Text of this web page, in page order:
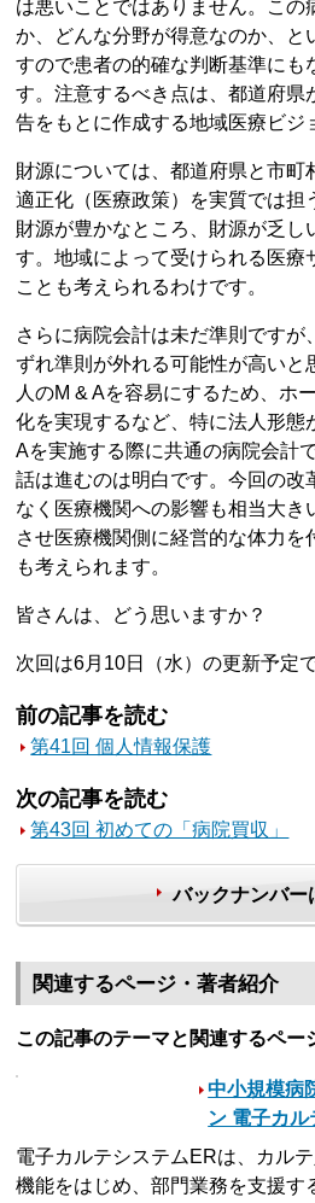
は悪いことではありません。この
か、どんな分野が得意なのか、と
すので患者の的確な判断基準にも
す。注意するべき点は、都道府県
告をもとに作成する地域医療ビジ
財源については、都道府県と市町
適正化（医療政策）を実質では担
財源が豊かなところ、財源が乏し
す。地域によって受けられる医療
ことも考えられるわけです。
さらに病院会計は未だ準則ですが
ずれ準則が外れる可能性が高いと
人のM & Aを容易にするため、ホ
化を実現するなど、特に法人形態
Aを実施する際に共通の病院会計
話は進むのは明白です。今回の改
なく医療機関への影響も相当大き
させ医療機関側に経営的な体力を
も考えられます。
皆さんは、どう思いますか？
次回は6月10日（水）の更新予定で
前の記事を読む
第41回 個人情報保護
次の記事を読む
第43回 初めての「病院買収」
バックナンバー
関連するページ・著者紹介
この記事のテーマと関連するペー
中小規模病
ン 電子カ
電子カルテシステムERは、カル
機能をはじめ、部門業務を支援す